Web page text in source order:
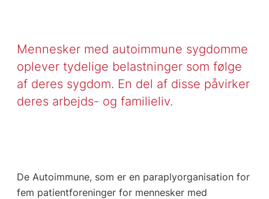
Mennesker med autoimmune sygdomme
oplever tydelige belastninger som følge
af deres sygdom. En del af disse påvirker
deres arbejds- og familieliv.
De Autoimmune, som er en paraplyorganisation for
fem patientforeninger for mennesker med